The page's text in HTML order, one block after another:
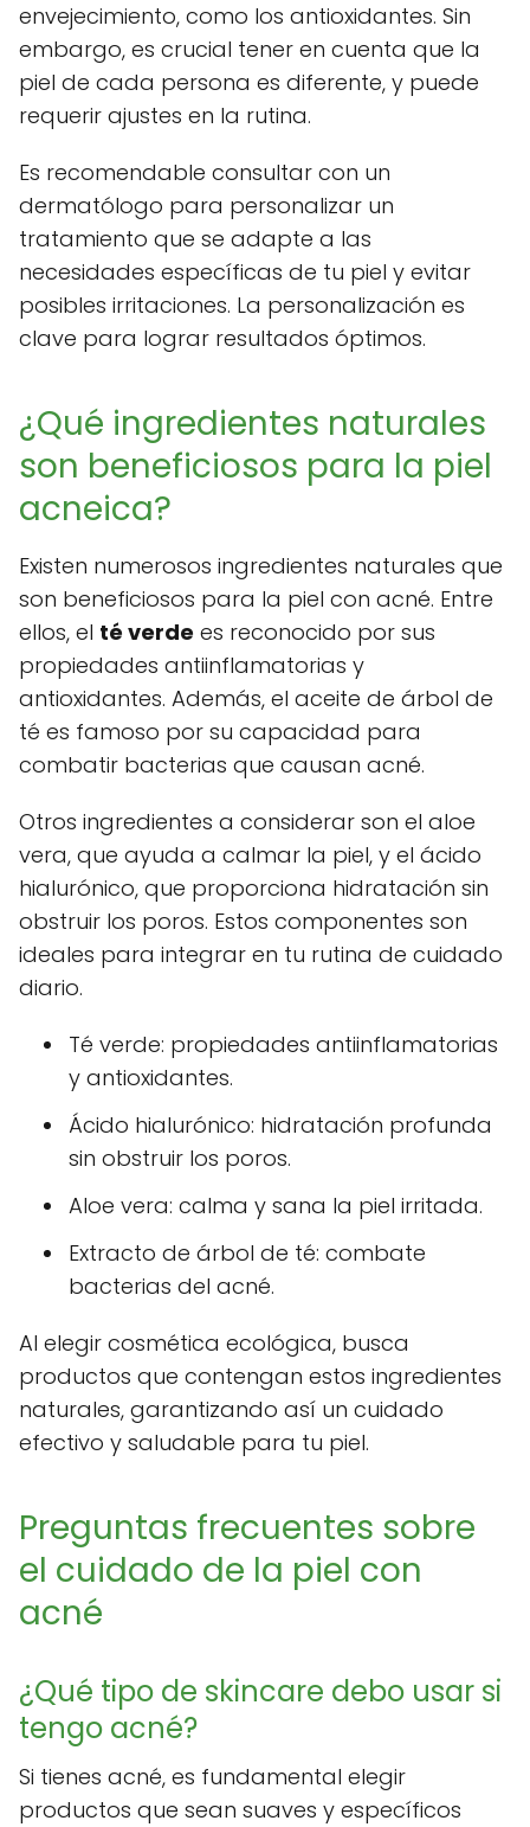
envejecimiento, como los antioxidantes. Sin
embargo, es crucial tener en cuenta que la
piel de cada persona es diferente, y puede
requerir ajustes en la rutina.
Es recomendable consultar con un
dermatólogo para personalizar un
tratamiento que se adapte a las
necesidades específicas de tu piel y evitar
posibles irritaciones. La personalización es
clave para lograr resultados óptimos.
¿Qué ingredientes naturales
son beneficiosos para la piel
acneica?
Existen numerosos ingredientes naturales que
son beneficiosos para la piel con acné. Entre
ellos, el té verde es reconocido por sus
propiedades antiinflamatorias y
antioxidantes. Además, el aceite de árbol de
té es famoso por su capacidad para
combatir bacterias que causan acné.
Otros ingredientes a considerar son el aloe
vera, que ayuda a calmar la piel, y el ácido
hialurónico, que proporciona hidratación sin
obstruir los poros. Estos componentes son
ideales para integrar en tu rutina de cuidado
diario.
Té verde: propiedades antiinflamatorias
y antioxidantes.
Ácido hialurónico: hidratación profunda
sin obstruir los poros.
Aloe vera: calma y sana la piel irritada.
Extracto de árbol de té: combate
bacterias del acné.
Al elegir cosmética ecológica, busca
productos que contengan estos ingredientes
naturales, garantizando así un cuidado
efectivo y saludable para tu piel.
Preguntas frecuentes sobre
el cuidado de la piel con
acné
¿Qué tipo de skincare debo usar si
tengo acné?
Si tienes acné, es fundamental elegir
productos que sean suaves y específicos